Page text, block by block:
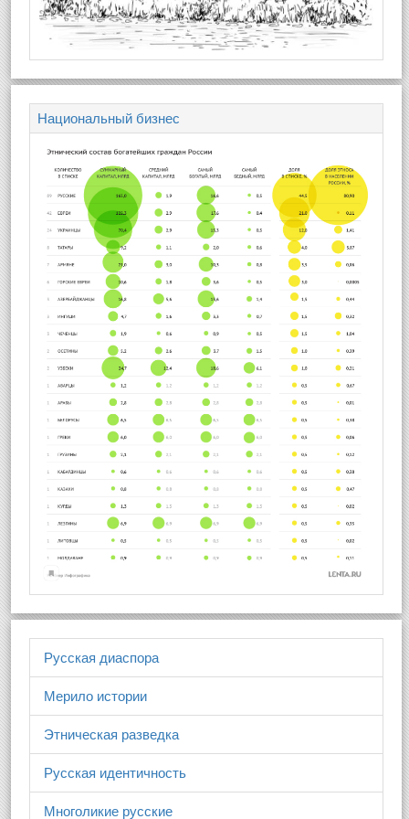
Национальный бизнес
Русская диаспора
Мерило истории
Этническая разведка
Русская идентичность
Многоликие русские